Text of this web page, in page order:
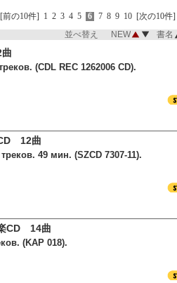
[前の10件] 1 2 3 4 5 6 7 8 9 10 [次の10件]
並べ替え NEW 書名
(CDL REC 1262006 CD).
12曲
49 мин. (SZCD 7307-11).
CD 14曲
(KAP 018).